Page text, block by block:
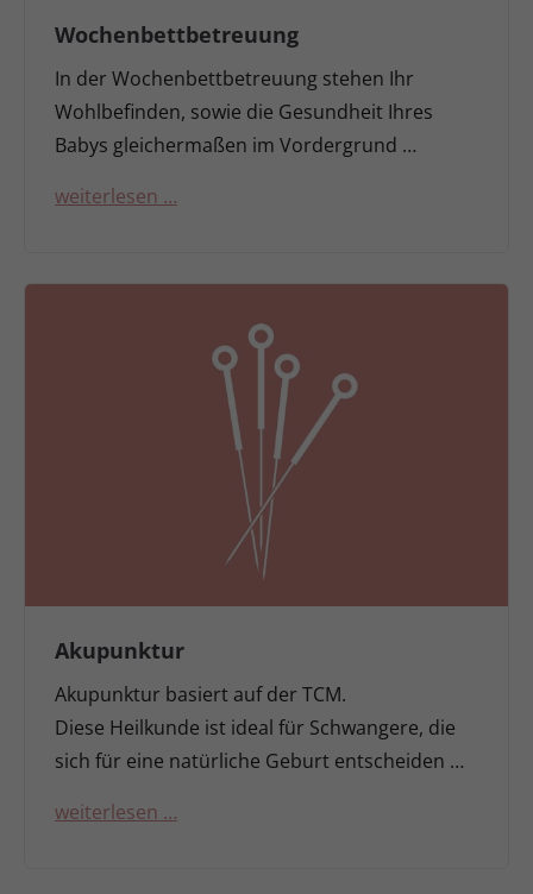
Wochenbettbetreuung
In der Wochenbettbetreuung stehen Ihr
Wohlbefinden, sowie die Gesundheit Ihres
Babys gleichermaßen im Vordergrund …
weiterlesen …
Akupunktur
Akupunktur basiert auf der TCM.
Diese Heilkunde ist ideal für Schwangere, die
sich für eine natürliche Geburt entscheiden …
weiterlesen …